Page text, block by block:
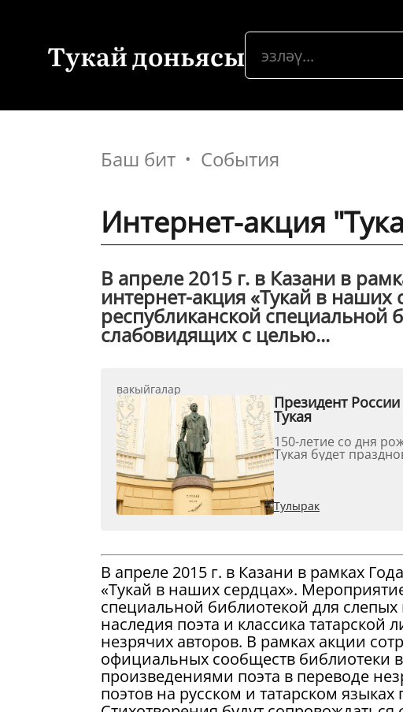
Тукай доньясы
Баш бит События
Интернет-акция
В апреле 2015 г. в Казани в
интернет-акция «Тукай в
республиканской специальной
слабовидящих с целью...
вакыйгалар
Президент
Тукая
150-летие со дня
Тукая будет
Тулырак
В апреле 2015 г. в Казани в рамках
«Тукай в наших сердцах».
специальной библиотекой для
наследия поэта и классика татарской
незрячих авторов. В рамках акции
официальных сообществ библиотеки
произведениями поэта в переводе
поэтов на русском и татарском